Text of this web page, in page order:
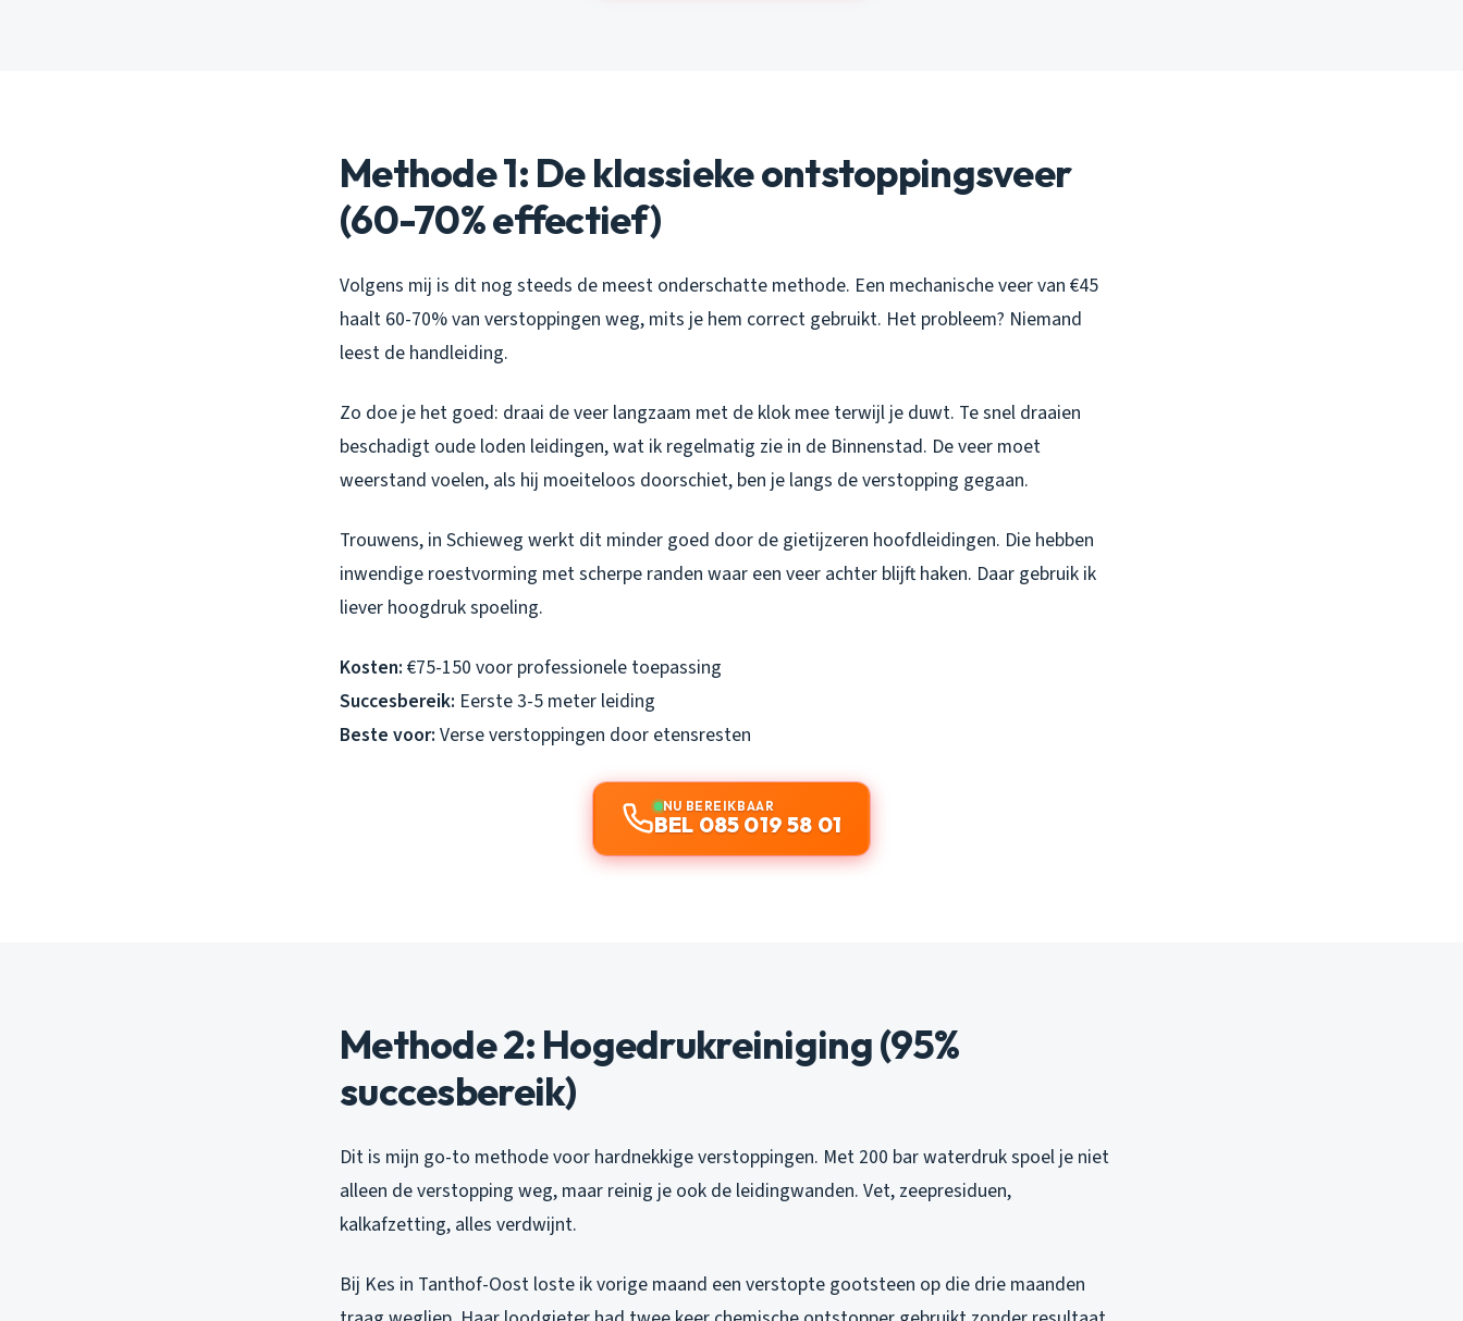
Methode 1: De klassieke ontstoppingsveer
(60-70% effectief)
Volgens mij is dit nog steeds de meest onderschatte methode. Een mechanische veer van €45
haalt 60-70% van verstoppingen weg, mits je hem correct gebruikt. Het probleem? Niemand
leest de handleiding.
Zo doe je het goed: draai de veer langzaam met de klok mee terwijl je duwt. Te snel draaien
beschadigt oude loden leidingen, wat ik regelmatig zie in de Binnenstad. De veer moet
weerstand voelen, als hij moeiteloos doorschiet, ben je langs de verstopping gegaan.
Trouwens, in Schieweg werkt dit minder goed door de gietijzeren hoofdleidingen. Die hebben
inwendige roestvorming met scherpe randen waar een veer achter blijft haken. Daar gebruik ik
liever hoogdruk spoeling.
Kosten: €75-150 voor professionele toepassing
Succesbereik: Eerste 3-5 meter leiding
Beste voor: Verse verstoppingen door etensresten
NU BEREIKBAAR
BEL 085 019 58 01
Methode 2: Hogedrukreiniging (95%
succesbereik)
Dit is mijn go-to methode voor hardnekkige verstoppingen. Met 200 bar waterdruk spoel je niet
alleen de verstopping weg, maar reinig je ook de leidingwanden. Vet, zeepresiduen,
kalkafzetting, alles verdwijnt.
Bij Kes in Tanthof-Oost loste ik vorige maand een verstopte gootsteen op die drie maanden